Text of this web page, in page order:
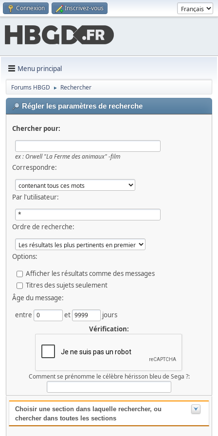
Connexion Inscrivez-vous
Menu principal
Forums HBGD ► Rechercher
Régler les paramètres de recherche
Chercher pour:
ex : Orwell "La Ferme des animaux" -film
Correspondre:
Par l'utilisateur:
Ordre de recherche:
Options:
Afficher les résultats comme des messages
Titres des sujets seulement
Âge du message:
entre
et
jours
Vérification:
Comment se prénomme le célèbre hérisson bleu de Sega ?:
Choisir une section dans laquelle rechercher, ou
chercher dans toutes les sections